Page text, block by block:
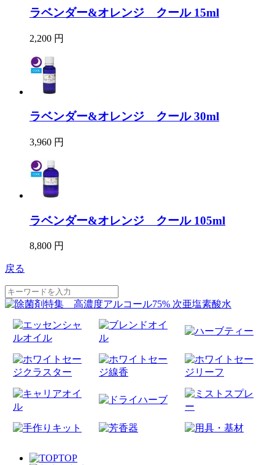
ラベンダー&オレンジ クール 15ml
2,200 円
ラベンダー&オレンジ クール 30ml
3,960 円
ラベンダー&オレンジ クール 105ml
8,800 円
戻る
TOP